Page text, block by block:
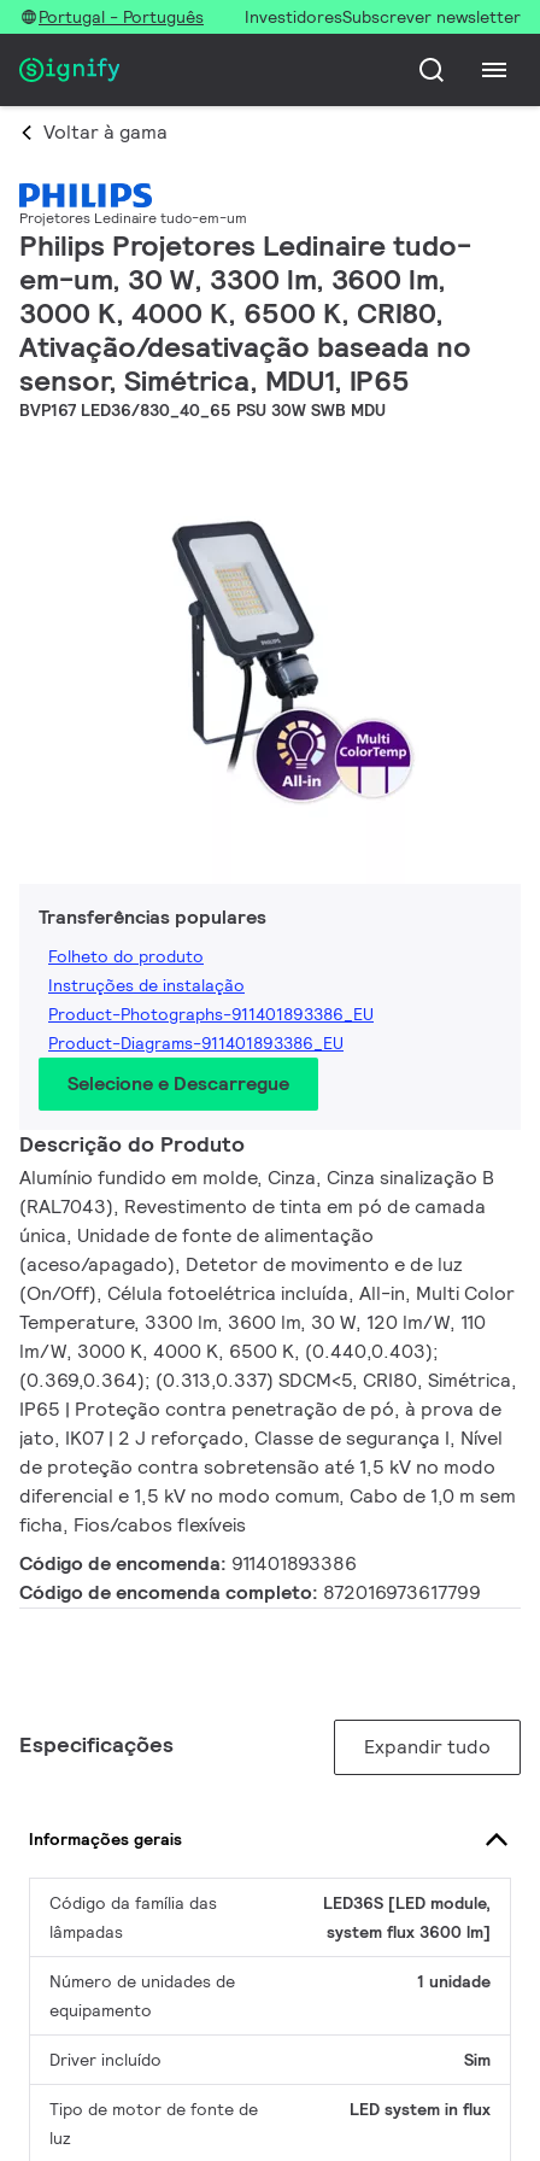
Portugal - Português InvestidoresSubscrever newsletter
Voltar à gama
Projetores Ledinaire tudo-em-um
Philips Projetores Ledinaire tudo-
em-um, 30 W, 3300 lm, 3600 lm,
3000 K, 4000 K, 6500 K, CRI80,
Ativação/desativação baseada no
sensor, Simétrica, MDU1, IP65
BVP167 LED36/830_40_65 PSU 30W SWB MDU
Transferências populares
Folheto do produto
Instruções de instalação
Product-Photographs-911401893386_EU
Product-Diagrams-911401893386_EU
Selecione e Descarregue
Descrição do Produto
Alumínio fundido em molde, Cinza, Cinza sinalização B
(RAL7043), Revestimento de tinta em pó de camada
única, Unidade de fonte de alimentação
(aceso/apagado), Detetor de movimento e de luz
(On/Off), Célula fotoelétrica incluída, All-in, Multi Color
Temperature, 3300 lm, 3600 lm, 30 W, 120 lm/W, 110
lm/W, 3000 K, 4000 K, 6500 K, (0.440,0.403);
(0.369,0.364); (0.313,0.337) SDCM<5, CRI80, Simétrica,
IP65 | Proteção contra penetração de pó, à prova de
jato, IK07 | 2 J reforçado, Classe de segurança I, Nível
de proteção contra sobretensão até 1,5 kV no modo
diferencial e 1,5 kV no modo comum, Cabo de 1,0 m sem
ficha, Fios/cabos flexíveis
Código de encomenda: 911401893386
Código de encomenda completo: 872016973617799
Especificações Expandir tudo
Informações gerais
Código da família das
lâmpadas
LED36S [LED module,
system flux 3600 lm]
Número de unidades de
equipamento
1 unidade
Driver incluído Sim
Tipo de motor de fonte de
luz
LED system in flux